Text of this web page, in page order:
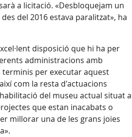
a licitació. «Desbloquejam un
del 2016 estava paralitzat», ha
disposició que hi ha per
administracions amb
per executar aquest
com la resta d'actuacions
del museu actual situat a
que estan inacabats o
millorar una de les grans joies